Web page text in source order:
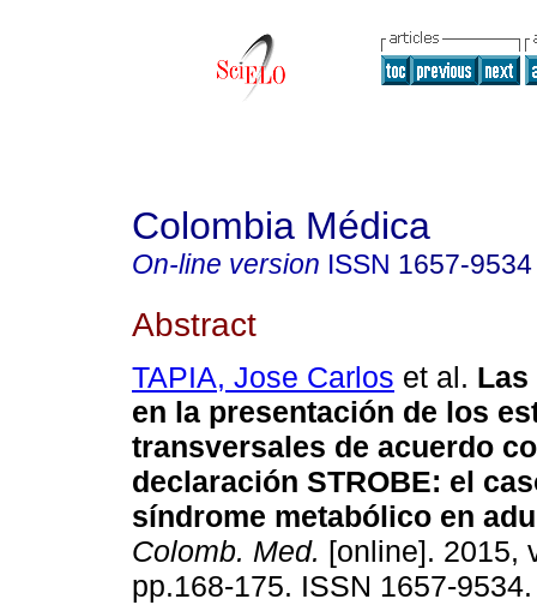
Colombia Médica
On-line version ISSN 1657-9534
Abstract
TAPIA, Jose Carlos et al.
en la presentación de los
transversales de acuerdo
declaración STROBE: el
síndrome metabólico en
Colomb. Med. [online]. 2015,
pp.168-175. ISSN 1657-9534.